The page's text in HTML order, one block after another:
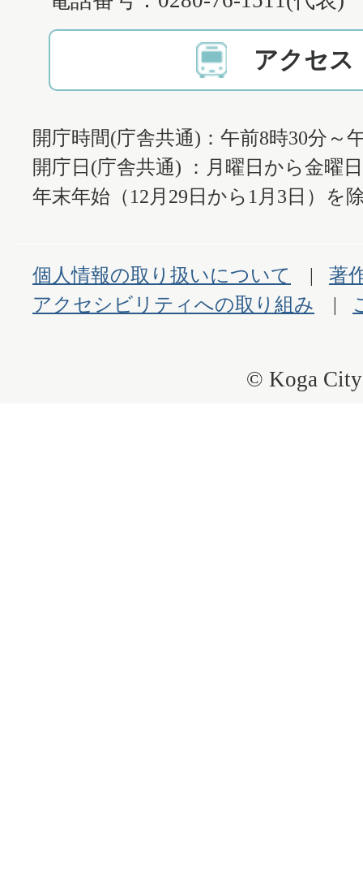
アクセス
開庁時間(庁舎共通)：午前8時30分～
開庁日(庁舎共通) ：月曜日から金曜
年末年始（12月29日から1月3日）を
個人情報の取り扱いについて
著
アクセシビリティへの取り組み
© Koga City